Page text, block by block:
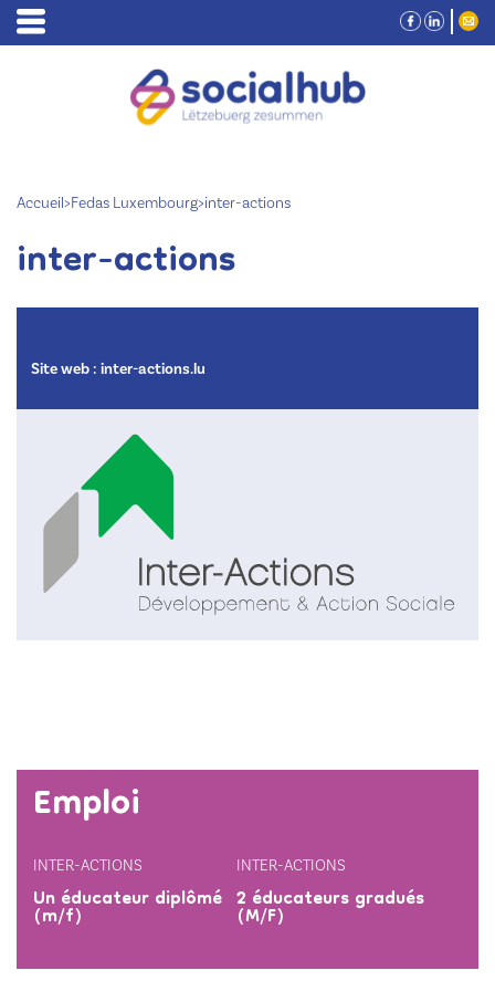
Accueil>Fedas Luxembourg>inter-actions
inter-actions
Site web : inter-actions.lu
Emploi
INTER-ACTIONS
Un éducateur diplômé
(m/f)
INTER-ACTIONS
2 éducateurs gradués
(M/F)